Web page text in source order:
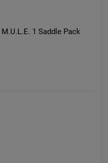
M.U.L.E. 1 Saddle Pack